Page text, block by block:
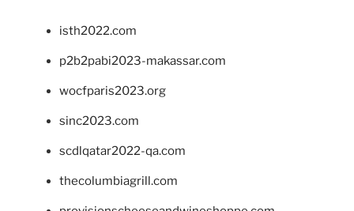
isth2022.com
p2b2pabi2023-makassar.com
wocfparis2023.org
sinc2023.com
scdlqatar2022-qa.com
thecolumbiagrill.com